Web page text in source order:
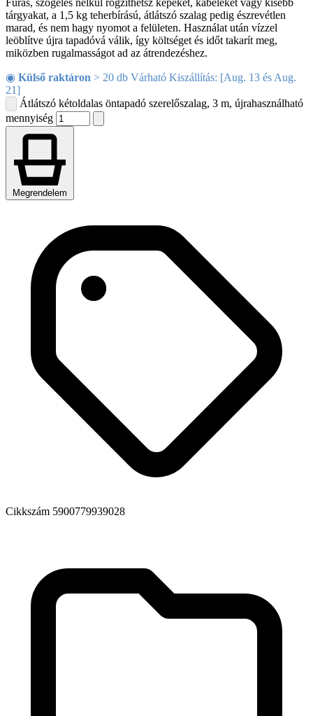
tárgyakat, a 1,5 kg teherbírású, átlátszó szalag pedig észrevétlen
marad, és nem hagy nyomot a felületen. Használat után vízzel
leöblítve újra tapadóvá válik, így költséget és időt takarít meg,
miközben rugalmasságot ad az átrendezéshez.
◉ Külső raktáron > 20 db Várható Kiszállítás: [Aug. 13 és Aug.
21]
Átlátszó kétoldalas öntapadó szerelőszalag, 3 m, újrahasználható
mennyiség
Megrendelem
Cikkszám 5900779939028